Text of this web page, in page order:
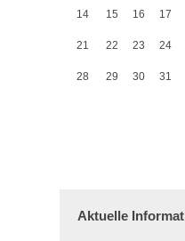
14 15 16 17
21 22 23 24
28 29 30 31
Aktuelle